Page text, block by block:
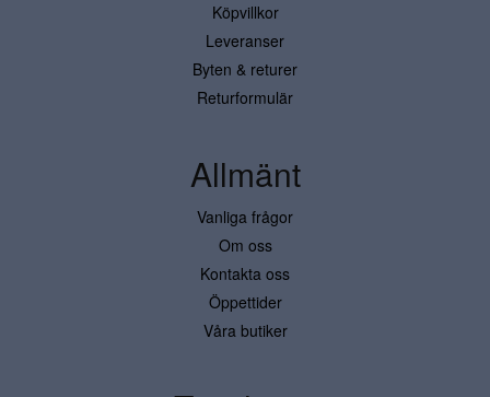
Köpvillkor
Leveranser
Byten & returer
Returformulär
Allmänt
Vanliga frågor
Om oss
Kontakta oss
Öppettider
Våra butiker